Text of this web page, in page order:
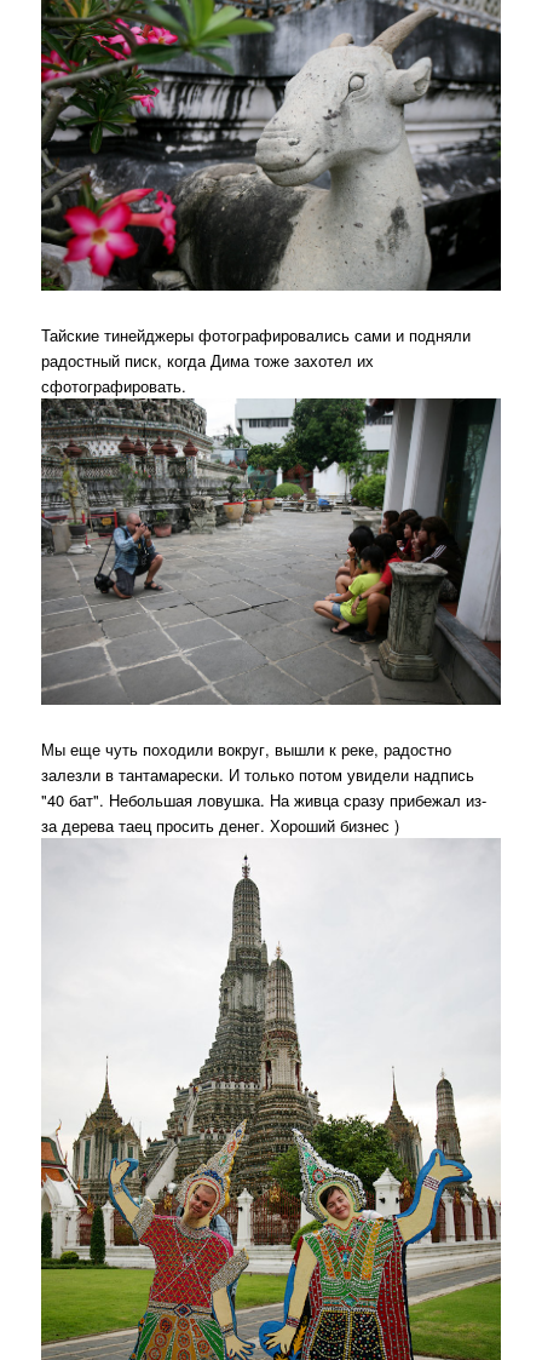
Тайские тинейджеры фотографировались сами и подняли
радостный писк, когда Дима тоже захотел их
сфотографировать.
Мы еще чуть походили вокруг, вышли к реке, радостно
залезли в тантамарески. И только потом увидели надпись
"40 бат". Небольшая ловушка. На живца сразу прибежал из-
за дерева таец просить денег. Хороший бизнес )